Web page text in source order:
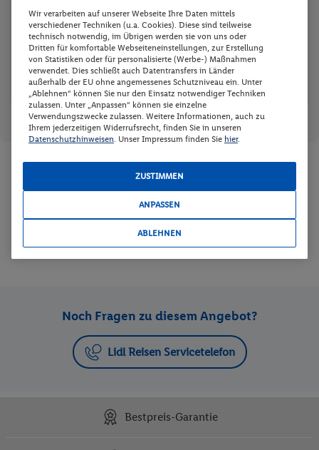
24
ab
1458 €
25
ab
26 27 28
31
-
Reisedaten zurücksetzen Günstigster Preis p.P. Preis p.P.
Zimmer und Verpflegung wählen
Wer kommt mit?
Preis aufsteigend
Noch Fragen zu diesem Angebot?
Lidl Reisen Servicetelefon
Bestpreis-Garantie
Wir verarbeiten auf unserer Webseite Ihre Daten mittels
verschiedener Techniken (u.a. Cookies). Diese sind teilweise
technisch notwendig, im Übrigen werden sie von uns oder
Dritten für komfortable Webseiteneinstellungen, zur Erstellung
von Statistiken oder für personalisierte (Werbe-) Maßnahmen
verwendet. Dies schließt auch Datentransfers in Länder
außerhalb der EU ohne angemessenes Schutzniveau ein. Unter
„Ablehnen“ können Sie nur den Einsatz notwendiger Techniken
zulassen. Unter „Anpassen“ können sie einzelne
Verwendungszwecke zulassen. Weitere Informationen, auch zu
Ihrem jederzeitigen Widerrufsrecht, finden Sie in unseren
Datenschutzhinweisen . Unser Impressum finden Sie hier.
ZUSTIMMEN
ANPASSEN
ABLEHNEN